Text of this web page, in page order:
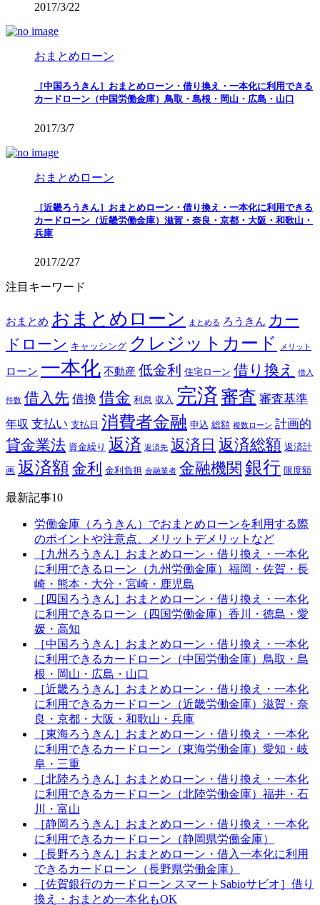
2017/3/22
おまとめローン
［中国ろうきん］おまとめローン・借り換え・一本化に利用できる
カードローン（中国労働金庫）鳥取・島根・岡山・広島・山口
2017/3/7
おまとめローン
［近畿ろうきん］おまとめローン・借り換え・一本化に利用できる
カードローン（近畿労働金庫）滋賀・奈良・京都・大阪・和歌山・
兵庫
2017/2/27
注目キーワード
おまとめ おまとめローン まとめる ろうきん カー
ドローン キャッシング クレジットカード メリット
ローン 一本化 不動産 低金利 住宅ローン 借り換え 借入
件数 借入先 借換 借金 利息 収入 完済 審査 審査基準
年収 支払い 支払日 消費者金融 申込 総額 複数ローン 計画的
貸金業法 資金繰り 返済 返済先 返済日 返済総額 返済計
画 返済額金利 金利負担 金融業者 金融機関 銀行 限度額
最新記事10
労働金庫（ろうきん）でおまとめローンを利用する際
のポイントや注意点、メリットデメリットなど
［九州ろうきん］おまとめローン・借り換え・一本化
に利用できるローン（九州労働金庫）福岡・佐賀・長
崎・熊本・大分・宮崎・鹿児島
［四国ろうきん］おまとめローン・借り換え・一本化
に利用できるローン（四国労働金庫）香川・徳島・愛
媛・高知
［中国ろうきん］おまとめローン・借り換え・一本化
に利用できるカードローン（中国労働金庫）鳥取・島
根・岡山・広島・山口
［近畿ろうきん］おまとめローン・借り換え・一本化
に利用できるカードローン（近畿労働金庫）滋賀・奈
良・京都・大阪・和歌山・兵庫
［東海ろうきん］おまとめローン・借り換え・一本化
に利用できるカードローン（東海労働金庫）愛知・岐
阜・三重
［北陸ろうきん］おまとめローン・借り換え・一本化
に利用できるカードローン（北陸労働金庫）福井・石
川・富山
［静岡ろうきん］おまとめローン・借り換え・一本化
に利用できるカードローン（静岡県労働金庫）
［長野ろうきん］おまとめローン・借入一本化に利用
できるカードローン（長野県労働金庫）
［佐賀銀行のカードローン スマートSabioサビオ］借り
換え・おまとめ一本化もOK